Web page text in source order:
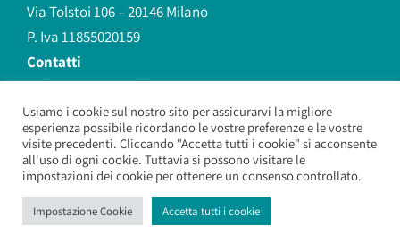
Via Tolstoi 106 – 20146 Milano
P. Iva 11855020159
Contatti
redazione@morasha.it
339 8596707
(anche Whatsapp)
Morashà – Brief Sas – Copyright 2026. All Rights Reserved.
Usiamo i cookie sul nostro sito per assicurarvi la migliore
esperienza possibile ricordando le vostre preferenze e le vostre
visite precedenti. Cliccando "Accetta tutti i cookie" si acconsente
all'uso di ogni cookie. Tuttavia si possono visitare le
impostazioni dei cookie per ottenere un consenso controllato.
Impostazione Cookie Accetta tutti i cookie